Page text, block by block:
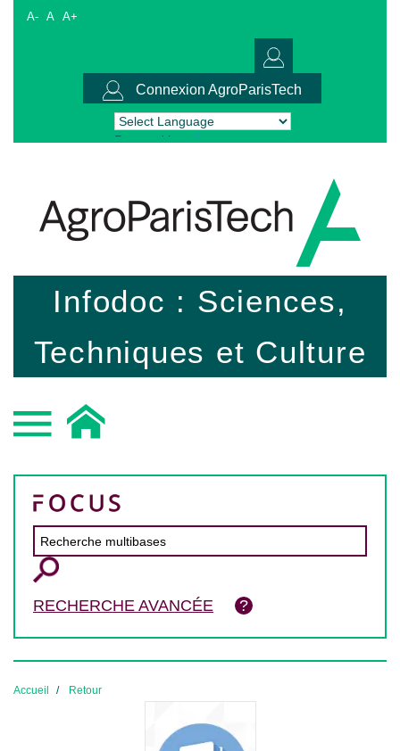
A- A A+
Connexion AgroParisTech
Powered by Translate
Infodoc : Sciences,
Techniques et Culture
RECHERCHE AVANCÉE
Accueil Retour